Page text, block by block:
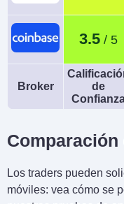
3.5
Broker
de
Los traders pueden
móviles: vea cómo se